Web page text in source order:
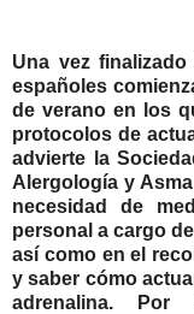
Una vez
españoles
de verano en los
protocolos de
advierte la
Alergología y
necesidad de
personal a cargo
así como en el
y saber cómo
adrenalina.